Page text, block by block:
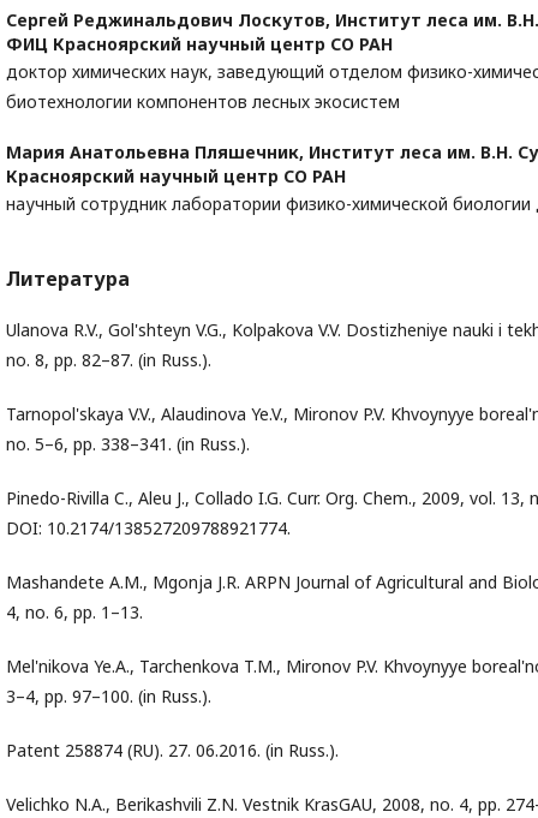
Сергей Реджинальдович Лоскутов, Институт леса им.
ФИЦ Красноярский научный центр СО РАН
доктор химических наук, заведующий отделом физико-
биотехнологии компонентов лесных экосистем
Мария Анатольевна Пляшечник, Институт леса им. В.Н.
Красноярский научный центр СО РАН
научный сотрудник лаборатории физико-химической биологии
Литература
Ulanova R.V., Gol'shteyn V.G., Kolpakova V.V. Dostizheniye nauki i
no. 8, pp. 82–87. (in Russ.).
Tarnopol'skaya V.V., Alaudinova Ye.V., Mironov P.V. Khvoynyye
no. 5–6, pp. 338–341. (in Russ.).
Pinedo-Rivilla C., Aleu J., Collado I.G. Curr. Org. Chem., 2009, vol. 13,
DOI: 10.2174/138527209788921774.
Mashandete A.M., Mgonja J.R. ARPN Journal of Agricultural and
4, no. 6, pp. 1–13.
Mel'nikova Ye.A., Tarchenkova T.M., Mironov P.V. Khvoynyye
3–4, pp. 97–100. (in Russ.).
Patent 258874 (RU). 27. 06.2016. (in Russ.).
Velichko N.A., Berikashvili Z.N. Vestnik KrasGAU, 2008, no. 4, pp.